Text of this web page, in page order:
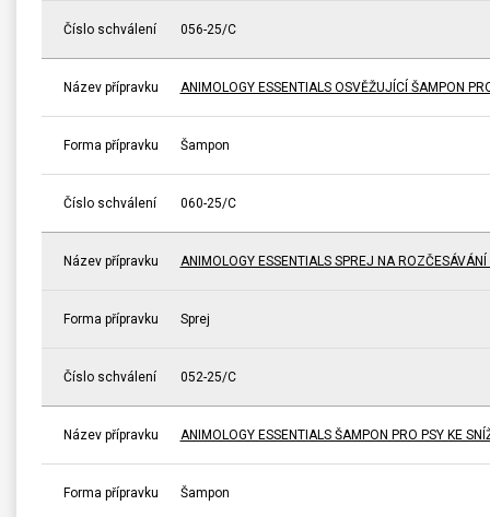
Číslo schválení 056-25/C
Název přípravku ANIMOLOGY ESSENTIALS OSVĚŽUJÍCÍ ŠAMPON
Forma přípravku Šampon
Číslo schválení 060-25/C
Název přípravku ANIMOLOGY ESSENTIALS SPREJ NA ROZČESÁVÁNÍ
Forma přípravku Sprej
Číslo schválení 052-25/C
Název přípravku ANIMOLOGY ESSENTIALS ŠAMPON PRO PSY KE
Forma přípravku Šampon